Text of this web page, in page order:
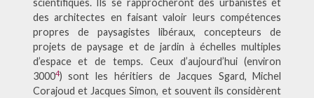
scientifiques. Ils se rapprocheront des urbanistes et
des architectes en faisant valoir leurs compétences
propres de paysagistes libéraux, concepteurs de
projets de paysage et de jardin à échelles multiples
d’espace et de temps. Ceux d’aujourd’hui (environ
30004) sont les héritiers de Jacques Sgard, Michel
Corajoud et Jacques Simon, et souvent ils considèrent